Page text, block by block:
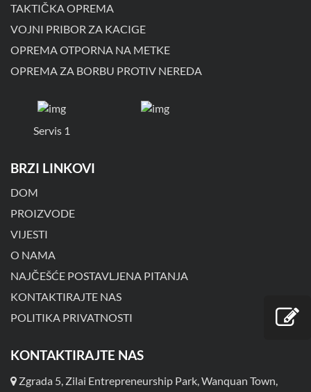
TAKTIČKA OPREMA
VOJNI PRIBOR ZA KACIGE
OPREMA OTPORNA NA METKE
OPREMA ZA BORBU PROTIV NEREDA
Servis 1
BRZI LINKOVI
DOM
PROIZVODE
VIJESTI
O NAMA
NAJČEŠĆE POSTAVLJENA PITANJA
KONTAKTIRAJTE NAS
POLITIKA PRIVATNOSTI
KONTAKTIRAJTE NAS
Zgrada 5, Zilai Entrepreneurship Park, Wanquan Town,